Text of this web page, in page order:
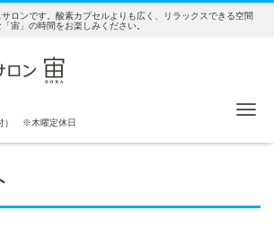
ロンです。酸素カプセルよりも広く、リラックスできる空間
宙」の時間をお楽しみください。
付） ※木曜定休日